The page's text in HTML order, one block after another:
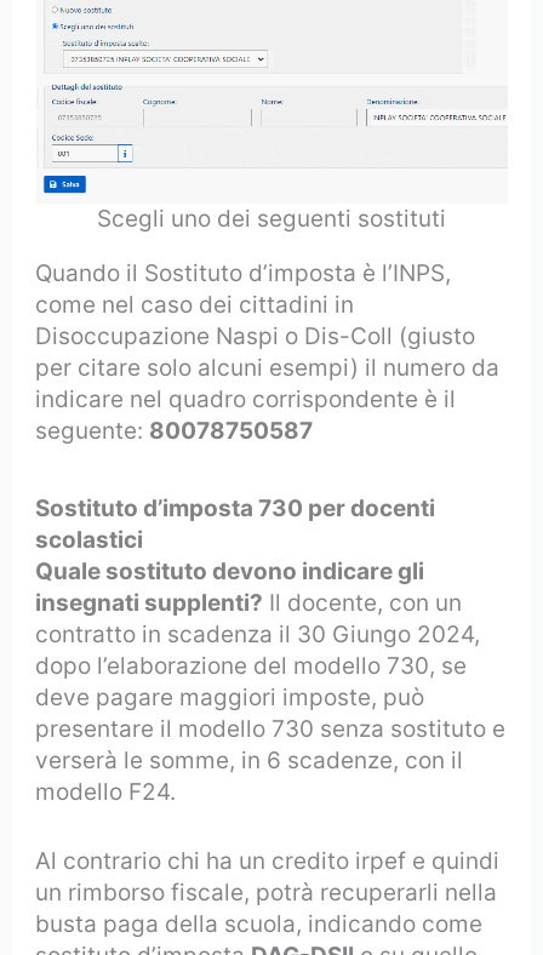
Scegli uno dei seguenti sostituti
Quando il Sostituto d’imposta è l’INPS,
come nel caso dei cittadini in
Disoccupazione Naspi o Dis-Coll (giusto
per citare solo alcuni esempi) il numero da
indicare nel quadro corrispondente è il
seguente: 80078750587
Sostituto d’imposta 730 per docenti
scolastici
Quale sostituto devono indicare gli
insegnati supplenti? Il docente, con un
contratto in scadenza il 30 Giungo 2024,
dopo l’elaborazione del modello 730, se
deve pagare maggiori imposte, può
presentare il modello 730 senza sostituto e
verserà le somme, in 6 scadenze, con il
modello F24.
Al contrario chi ha un credito irpef e quindi
un rimborso fiscale, potrà recuperarli nella
busta paga della scuola, indicando come